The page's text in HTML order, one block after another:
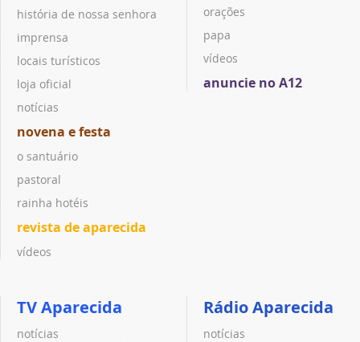
história de nossa senhora
imprensa
locais turísticos
loja oficial
notícias
novena e festa
o santuário
pastoral
rainha hotéis
revista de aparecida
vídeos
orações
papa
vídeos
anuncie no A12
TV Aparecida
notícias
Rádio Aparecida
notícias